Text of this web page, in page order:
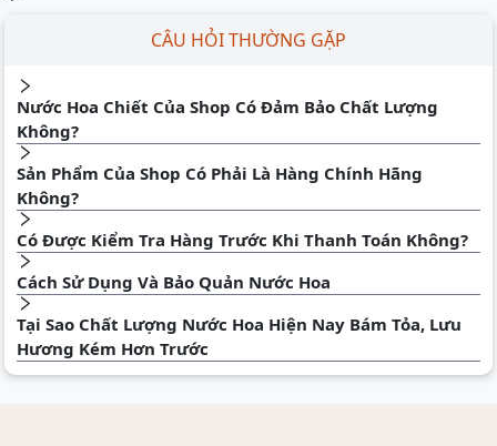
CÂU HỎI THƯỜNG GẶP
Nước Hoa Chiết Của Shop Có Đảm Bảo Chất Lượng
Không?
Sản Phẩm Của Shop Có Phải Là Hàng Chính Hãng
Không?
Có Được Kiểm Tra Hàng Trước Khi Thanh Toán Không?
Cách Sử Dụng Và Bảo Quản Nước Hoa
Tại Sao Chất Lượng Nước Hoa Hiện Nay Bám Tỏa, Lưu
Hương Kém Hơn Trước